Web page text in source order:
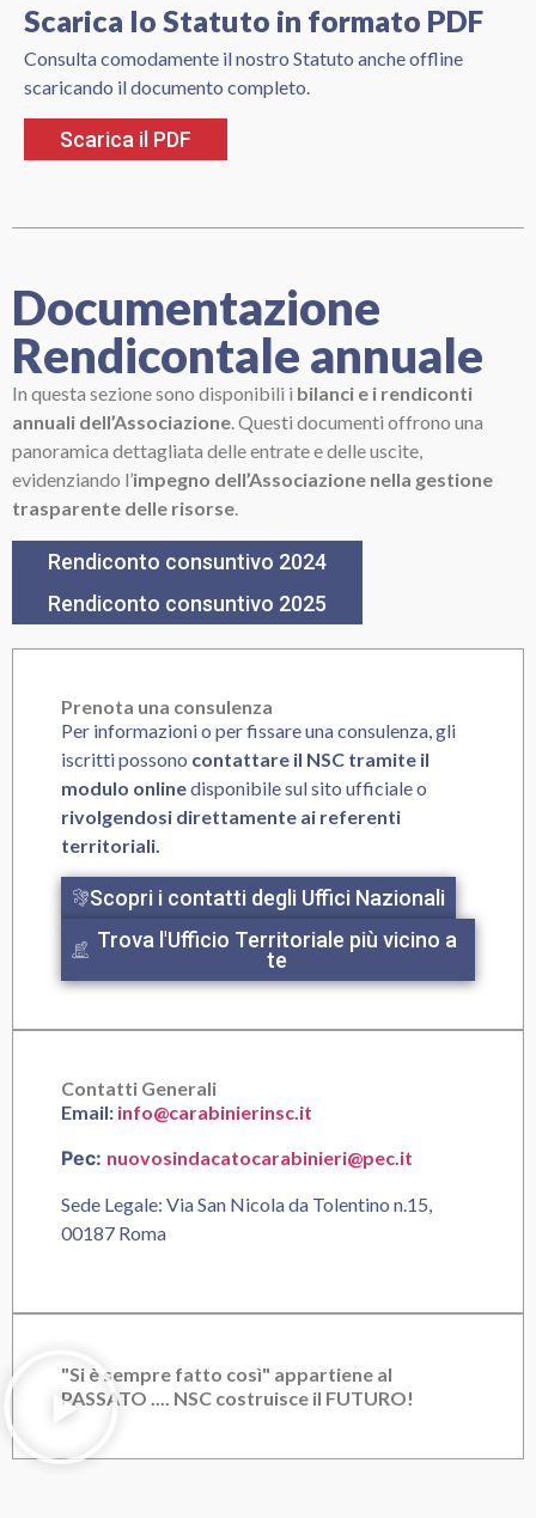
Scarica lo Statuto in formato PDF
Consulta comodamente il nostro Statuto anche offline
scaricando il documento completo.
Scarica il PDF
Documentazione
Rendicontale annuale
In questa sezione sono disponibili i bilanci e i rendiconti
annuali dell’Associazione.Questi documenti offrono una
panoramica dettagliata delle entrate e delle uscite,
evidenziando l’impegno dell’Associazione nella gestione
trasparente delle risorse.
Rendiconto consuntivo 2024
Rendiconto consuntivo 2025
Prenota una consulenza
Per informazioni o per fissare una consulenza, gli
iscritti possono contattare il NSC tramite il
modulo onlinedisponibile sul sito ufficiale o
rivolgendosi direttamente ai referenti
territoriali.
Scopri i contatti degli Uffici Nazionali
Trova l'Ufficio Territoriale più vicino a
te
Contatti Generali
Email: info@carabinierinsc.it
Pec: nuovosindacatocarabinieri@pec.it
Sede Legale: Via San Nicola da Tolentino n.15,
00187 Roma
"Si è sempre fatto così" appartiene al
PASSATO .... NSC costruisce il FUTURO!